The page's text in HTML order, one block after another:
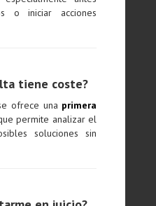
o iniciar acciones
tiene coste?
ofrece una primera
permite analizar el
soluciones sin